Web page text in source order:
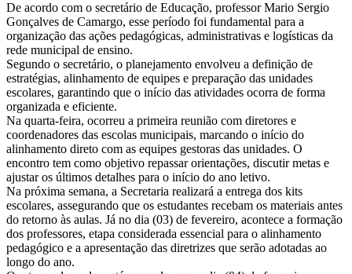
De acordo com o secretário de Educação, professor Mario Sergio
Gonçalves de Camargo, esse período foi fundamental para a
organização das ações pedagógicas, administrativas e logísticas da
rede municipal de ensino.
Segundo o secretário, o planejamento envolveu a definição de
estratégias, alinhamento de equipes e preparação das unidades
escolares, garantindo que o início das atividades ocorra de forma
organizada e eficiente.
Na quarta-feira, ocorreu a primeira reunião com diretores e
coordenadores das escolas municipais, marcando o início do
alinhamento direto com as equipes gestoras das unidades. O
encontro tem como objetivo repassar orientações, discutir metas e
ajustar os últimos detalhes para o início do ano letivo.
Na próxima semana, a Secretaria realizará a entrega dos kits
escolares, assegurando que os estudantes recebam os materiais antes
do retorno às aulas. Já no dia (03) de fevereiro, acontece a formação
dos professores, etapa considerada essencial para o alinhamento
pedagógico e a apresentação das diretrizes que serão adotadas ao
longo do ano.